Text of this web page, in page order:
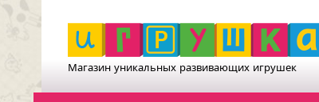
Магазин уникальных развивающих игрушек